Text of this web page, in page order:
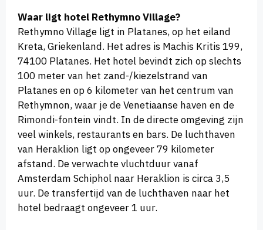
Waar ligt hotel Rethymno Village?
Rethymno Village ligt in Platanes, op het eiland
Kreta, Griekenland. Het adres is Machis Kritis 199,
74100 Platanes. Het hotel bevindt zich op slechts
100 meter van het zand-/kiezelstrand van
Platanes en op 6 kilometer van het centrum van
Rethymnon, waar je de Venetiaanse haven en de
Rimondi-fontein vindt. In de directe omgeving zijn
veel winkels, restaurants en bars. De luchthaven
van Heraklion ligt op ongeveer 79 kilometer
afstand. De verwachte vluchtduur vanaf
Amsterdam Schiphol naar Heraklion is circa 3,5
uur. De transfertijd van de luchthaven naar het
hotel bedraagt ongeveer 1 uur.